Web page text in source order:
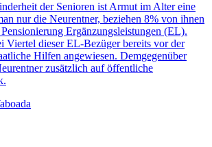
der Senioren ist Armut im Alter eine
nur die Neurentner, beziehen 8% von ihnen
Ergänzungsleistungen (EL).
Viertel dieser EL-Bezüger bereits vor der
Hilfen angewiesen. Demgegenüber
zusätzlich auf öffentliche